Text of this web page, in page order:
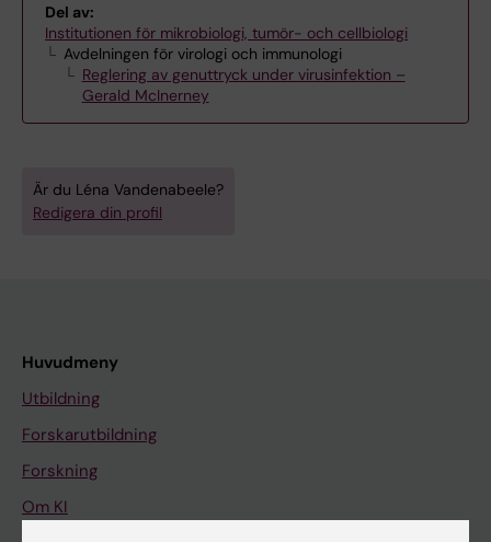
Del av:
Institutionen för mikrobiologi, tumör- och cellbiologi
Avdelningen för virologi och immunologi
Reglering av genuttryck under virusinfektion –
Gerald McInerney
Är du Léna Vandenabeele?
Redigera din profil
Huvudmeny
Utbildning
Forskarutbildning
Forskning
Om KI